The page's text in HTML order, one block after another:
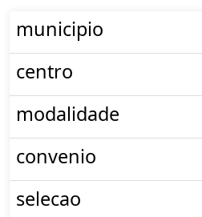
municipio
centro
modalidade
convenio
selecao